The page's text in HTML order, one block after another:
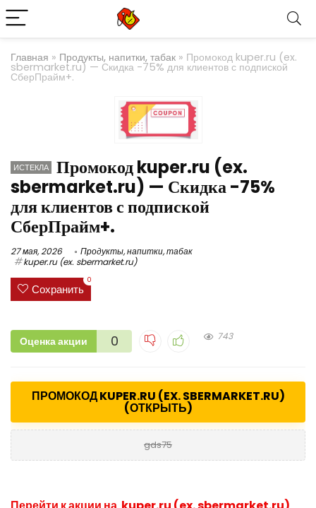
Главная » Продукты, напитки, табак » Промокод kuper.ru (ex.
sbermarket.ru) — Скидка -75% для клиентов с подпиской
СберПрайм+.
ИСТЕКЛА
Промокод kuper.ru (ex.
sbermarket.ru) — Скидка -75%
для клиентов с подпиской
СберПрайм+.
27 мая, 2026
Продукты, напитки, табак
kuper.ru (ex. sbermarket.ru)
Сохранить
0
Оценка акции 0 743
ПРОМОКОД KUPER.RU (EX. SBERMARKET.RU)
(ОТКРЫТЬ)
gds75